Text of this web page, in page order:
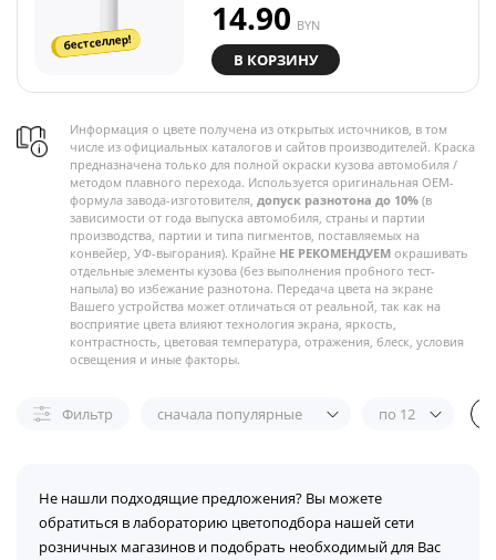
бестселлер!
14.90 BYN
В КОРЗИНУ
Информация о цвете получена из открытых источников, в том
числе из официальных каталогов и сайтов производителей. Краска
предназначена только для полной окраски кузова автомобиля /
методом плавного перехода. Используется оригинальная OEM-
формула завода-изготовителя, допуск разнотона до 10% (в
зависимости от года выпуска автомобиля, страны и партии
производства, партии и типа пигментов, поставляемых на
конвейер, УФ-выгорания). Крайне НЕ РЕКОМЕНДУЕМ окрашивать
отдельные элементы кузова (без выполнения пробного тест-
напыла) во избежание разнотона. Передача цвета на экране
Вашего устройства может отличаться от реальной, так как на
восприятие цвета влияют технология экрана, яркость,
контрастность, цветовая температура, отражения, блеск, условия
освещения и иные факторы.
Фильтр сначала популярные по 12
Не нашли подходящие предложения? Вы можете
обратиться в лабораторию цветоподбора нашей сети
розничных магазинов и подобрать необходимый для Вас